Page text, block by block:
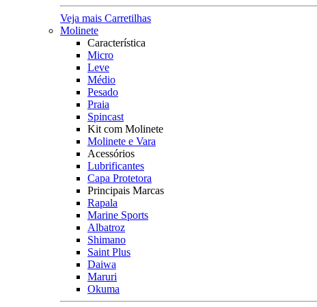
Veja mais Carretilhas
Molinete
Característica
Micro
Leve
Médio
Pesado
Praia
Spincast
Kit com Molinete
Molinete e Vara
Acessórios
Lubrificantes
Capa Protetora
Principais Marcas
Rapala
Marine Sports
Albatroz
Shimano
Saint Plus
Daiwa
Maruri
Okuma